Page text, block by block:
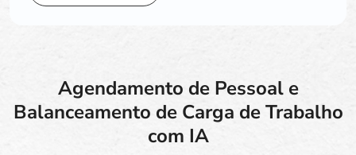
Agendamento de Pessoal e
Balanceamento de Carga de Trabalho
com IA